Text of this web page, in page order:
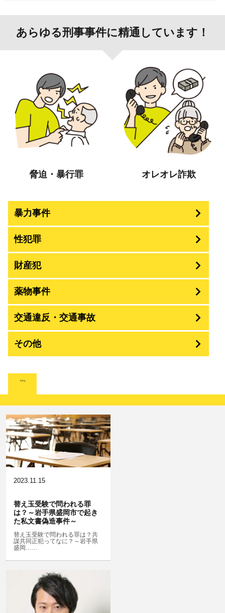
あらゆる刑事事件に精通しています！
脅迫・暴行罪 オレオレ詐欺
暴力事件
逮捕・監禁
略取・誘拐・人身売買
業務妨害
公務執行妨害
性犯罪
盗撮・のぞき
強姦・準強姦
淫行・援助交際
公然わいせつ，わいせつ物頒布，淫
児童ポルノ・リベンジポルノ
財産犯
恐喝
横領 背任
薬物事件
覚せい剤
麻薬及び向精神薬
危険ドラッグ
交通違反・交通事故
無免許運転
危険運転行為等
その他
放火・失火
犯罪収益移転防止法違反
ストーカー事件
知財財産と刑事事件…動画の違法ダ
ウンロード・視聴、無断転載等
ネット犯罪
コラム
2023.11.15
替え玉受験で問われる罪
は？～岩手県盛岡市で起き
た私文書偽造事件～
替え玉受験で問われる罪は？共
謀共同正犯ってなに？～岩手県
盛岡……